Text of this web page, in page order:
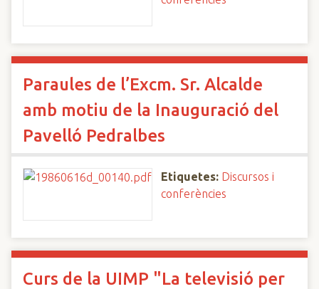
Paraules de l’Excm. Sr. Alcalde
amb motiu de la Inauguració del
Pavelló Pedralbes
Etiquetes: Discursos i
conferències
Curs de la UIMP "La televisió per